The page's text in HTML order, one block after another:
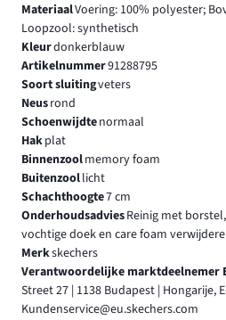
MateriaalVoering: 100% polyester;
Loopzool: synthetisch
Kleurdonkerblauw
Artikelnummer91288795
Soort sluitingveters
Neusrond
Schoenwijdtenormaal
Hakplat
Binnenzoolmemory foam
Buitenzoollicht
Schachthoogte7 cm
OnderhoudsadviesReinig met
vochtige doek en care foam
Merkskechers
Verantwoordelijke marktdeelnemer
Street 27 | 1138 Budapest | Hongarije,
Kundenservice@eu.skechers.com